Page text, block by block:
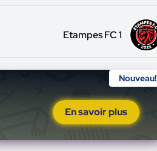
Etampes FC 1
Nouveau!
En savoir plus